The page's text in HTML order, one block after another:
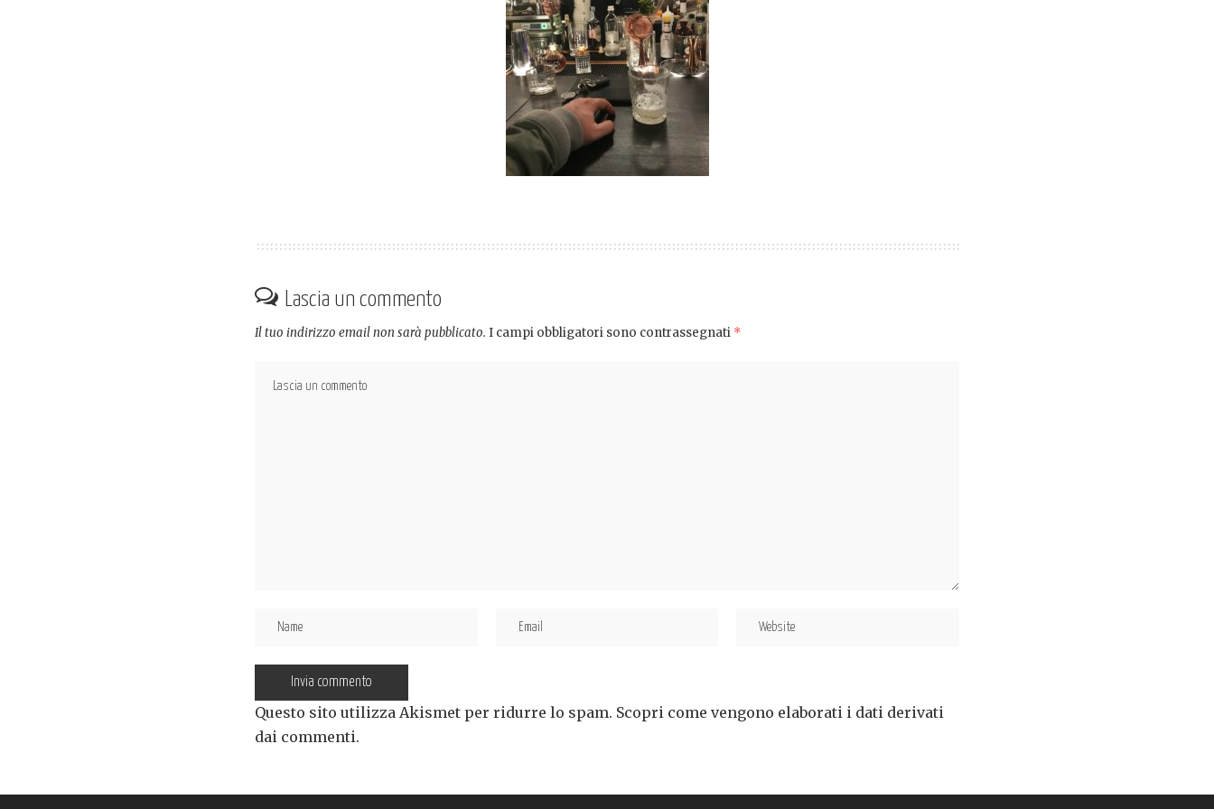
Lascia un commento
Il tuo indirizzo email non sarà pubblicato. I campi obbligatori sono contrassegnati *
Questo sito utilizza Akismet per ridurre lo spam. Scopri come vengono elaborati i dati derivati
dai commenti.